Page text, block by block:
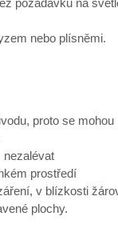
požadavků na
nebo plísněmi.
proto se
nezalévat
prostředí
v blízkosti
plochy.